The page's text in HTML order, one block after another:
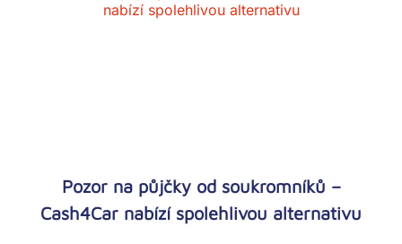
Pozor na půjčky od soukromníků –
Cash4Car nabízí spolehlivou alternativu